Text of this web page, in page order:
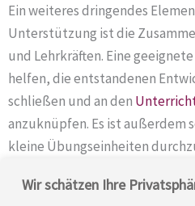
Wir schätzen Ihre
Ein weiteres dringendes
Unterstützung ist die
und Lehrkräften. Eine
helfen, die entstandenen
schließen und an den
anzuknüpfen. Es ist außerdem
kleine Übungseinheiten